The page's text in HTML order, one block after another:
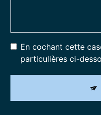
En cochant cette
particulières ci-